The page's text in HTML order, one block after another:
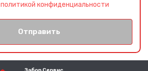
политикой конфиденциальности
Отправить